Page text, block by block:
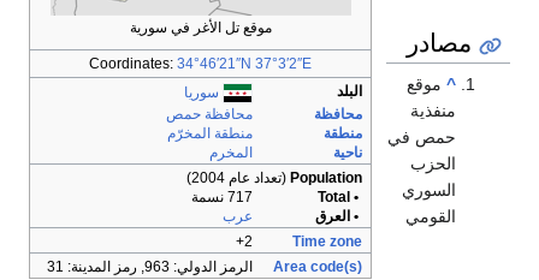
موقع تل الأغر في سورية
Coordinates: 34°46′21″N 37°3′2″E
البلد
سوريا
محافظة
محافظة حمص
منطقة
منطقة المخرّم
ناحية
المخرم
Population (تعداد عام 2004)
• Total
717 نسمة
• العرق
عرب
Time zone
2+
Area code(s)
الرمز الدولي: 963, رمز المدينة: 31
مصادر
^ موقع
منفذية
حمص في
الحزب
السوري
القومي